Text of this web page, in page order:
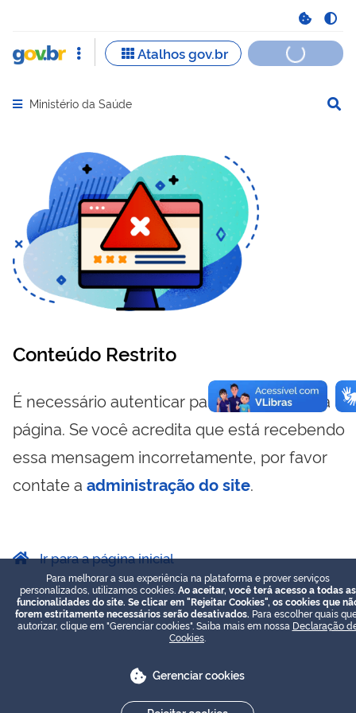
Abrir menu principal de navegação
Ministério da Saúde
Conteúdo Restrito
É necessário autenticar para visualizar essa
página. Se você acredita que está recebendo
essa mensagem incorretamente, por favor
contate a administração do site.
Ir para a página inicial
Para melhorar a sua experiência na plataforma e prover serviços
personalizados, utilizamos cookies. Ao aceitar, você terá acesso a todas as
funcionalidades do site. Se clicar em "Rejeitar Cookies", os cookies que
forem estritamente necessários serão desativados. Para escolher quais
autorizar, clique em "Gerenciar cookies". Saiba mais em nossa Declaração
Cookies
Gerenciar cookies